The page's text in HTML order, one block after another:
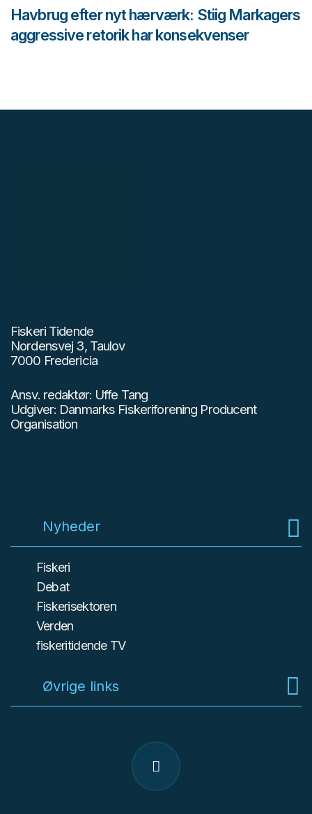
Havbrug efter nyt hærværk: Stiig Markagers
aggressive retorik har konsekvenser
Fiskeri Tidende
Nordensvej 3, Taulov
7000 Fredericia
Ansv. redaktør: Uffe Tang
Udgiver: Danmarks Fiskeriforening Producent
Organisation
Nyheder
Fiskeri
Debat
Fiskerisektoren
Verden
fiskeritidende TV
Øvrige links